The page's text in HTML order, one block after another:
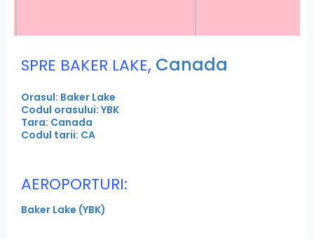
SPRE BAKER LAKE, Canada
Orasul: Baker Lake
Codul orasului: YBK
Tara: Canada
Codul tarii: CA
AEROPORTURI:
Baker Lake (YBK)